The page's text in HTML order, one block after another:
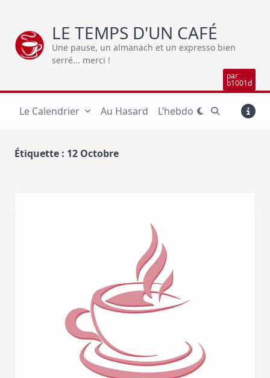
content
LE TEMPS D'UN CAFÉ
Une pause, un almanach et un expresso bien
serré... merci !
par
b1001d
Le Calendrier Au Hasard L’hebdo
Étiquette : 12 Octobre